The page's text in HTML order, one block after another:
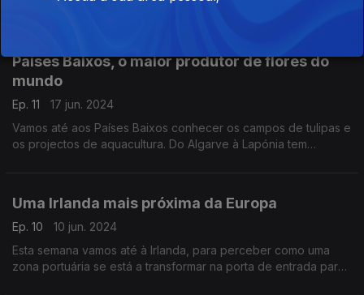
Países Baixos, o maior produtor de flores do
mundo
Ep. 11
17 jun. 2024
Vamos até aos Países Baixos conhecer os campos de tulipas e
os projectos de aquacultura. Do Algarve à Lapónia tem
Uma Irlanda mais próxima da Europa
Ep. 10
10 jun. 2024
Esta semana vamos até à Irlanda, para perceber como uma
zona portuária se está a transformar na porta de entrada para